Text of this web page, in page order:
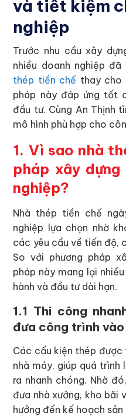
và tiết kiệm
nghiệp
Trước nhu cầu xây
nhiều doanh nghiệp
thép tiền chế thay cho
pháp này đáp ứng tốt
đầu tư. Cùng An Thịnh
mô hình phù hợp cho
1. Vì sao nhà
pháp xây
nghiệp?
Nhà thép tiền chế
nghiệp lựa chọn nhờ
các yêu cầu về tiến độ,
So với phương pháp
pháp này mang lại
hành và đầu tư dài hạn.
1.1 Thi công
đưa công trình vào
Các cấu kiện thép
nhà máy, giúp quá
ra nhanh chóng. Nhờ
đưa nhà xưởng, kho bãi
hưởng đến kế hoạch